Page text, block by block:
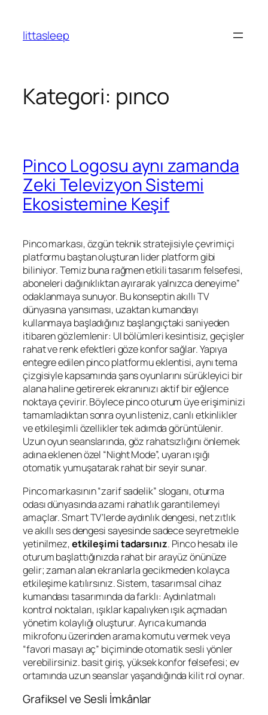
littasleep
Kategori: pınco
Pinco Logosu aynı zamanda
Zeki Televizyon Sistemi
Ekosistemine Keşif
Pinco markası, özgün teknik stratejisiyle çevrimiçi
platformu baştan oluşturan lider platform gibi
biliniyor. Temiz buna rağmen etkili tasarım felsefesi,
aboneleri dağınıklıktan ayırarak yalnızca deneyime”
odaklanmaya sunuyor. Bu konseptin akıllı TV
dünyasına yansıması, uzaktan kumandayı
kullanmaya başladığınız başlangıçtaki saniyeden
itibaren gözlemlenir: UI bölümleri kesintisiz, geçişler
rahat ve renk efektleri göze konfor sağlar. Yapıya
entegre edilenpinco platformueklentisi, aynı tema
çizgisiyle kapsamında şans oyunlarını sürükleyici bir
alana haline getirerek ekranınızı aktif bir eğlence
noktaya çevirir. Böylecepinco oturum üye erişiminizi
tamamladıktan sonra oyun listeniz, canlı etkinlikler
ve etkileşimli özellikler tek adımda görüntülenir.
Uzun oyun seanslarında, göz rahatsızlığını önlemek
adına eklenen özel “Night Mode”, uyaran ışığı
otomatik yumuşatarak rahat bir seyir sunar.
Pinco markasının “zarif sadelik” sloganı, oturma
odası dünyasında azami rahatlık garantilemeyi
amaçlar. Smart TV’lerde aydınlık dengesi, net zıtlık
ve akıllı ses dengesi sayesinde sadece seyretmekle
yetinilmez,etkileşimi tadarsınız. Pinco hesabı ile
oturum başlattığınızda rahat bir arayüz önünüze
gelir; zaman alan ekranlarla gecikmeden kolayca
etkileşime katılırsınız. Sistem, tasarımsal cihaz
kumandası tasarımında da farklı: Aydınlatmalı
kontrol noktaları, ışıklar kapalıyken ışık açmadan
yönetim kolaylığı oluşturur. Ayrıca kumanda
mikrofonu üzerinden arama komutu vermek veya
“favori masayı aç” biçiminde otomatik sesli yönler
verebilirsiniz. basit giriş, yüksek konfor felsefesi; ev
ortamında uzun seanslar yaşandığında kilit rol oynar.
Grafiksel ve Sesli İmkânlar